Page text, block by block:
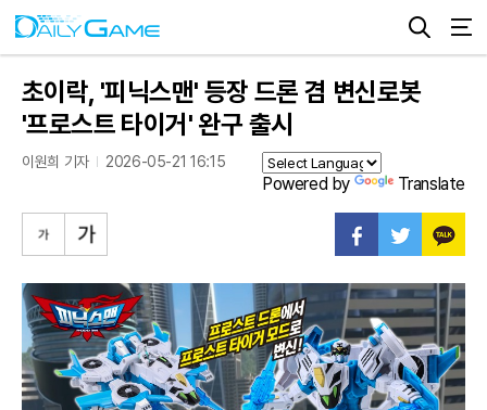
초이락, '피닉스맨' 등장 드론 겸 변신로봇
'프로스트 타이거' 완구 출시
이원희 기자 2026-05-21 16:15
Powered by Translate